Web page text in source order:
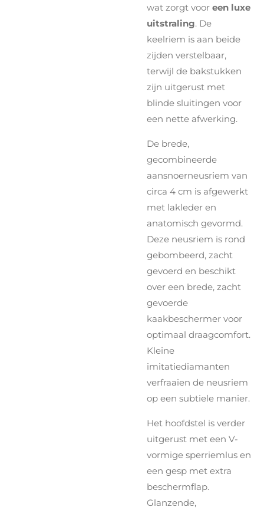
wat zorgt voor een luxe
uitstraling. De
keelriem is aan beide
zijden verstelbaar,
terwijl de bakstukken
zijn uitgerust met
blinde sluitingen voor
een nette afwerking.
De brede,
gecombineerde
aansnoerneusriem van
circa 4 cm is afgewerkt
met lakleder en
anatomisch gevormd.
Deze neusriem is rond
gebombeerd, zacht
gevoerd en beschikt
over een brede, zacht
gevoerde
kaakbeschermer voor
optimaal draagcomfort.
Kleine
imitatiediamanten
verfraaien de neusriem
op een subtiele manier.
Het hoofdstel is verder
uitgerust met een V-
vormige sperriemlus en
een gesp met extra
beschermflap.
Glanzende,